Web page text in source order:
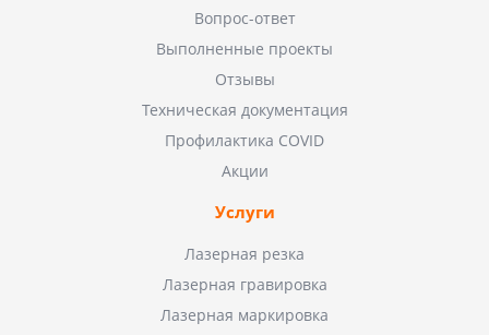
Вопрос-ответ
Выполненные проекты
Отзывы
Техническая документация
Профилактика COVID
Акции
Услуги
Лазерная резка
Лазерная гравировка
Лазерная маркировка